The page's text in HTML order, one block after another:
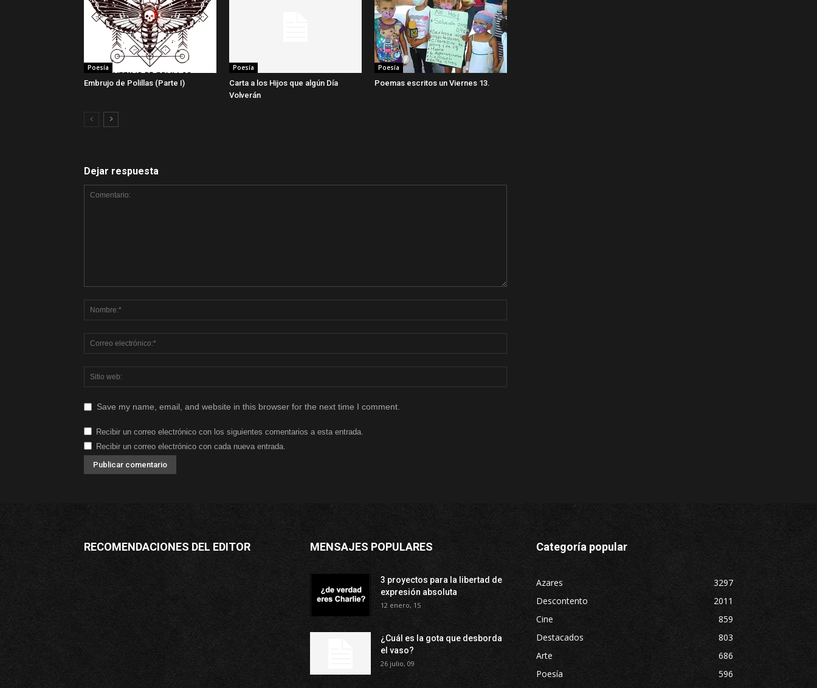
Poesía
Embrujo de Polillas (Parte I)
Poesía
Carta a los Hijos que algún Día
Volverán
Poesía
Poemas escritos un Viernes 13.
Dejar respuesta
Save my name, email, and website in this browser for the next time I comment.
Recibir un correo electrónico con los siguientes comentarios a esta entrada.
Recibir un correo electrónico con cada nueva entrada.
RECOMENDACIONES DEL EDITOR MENSAJES POPULARES
3 proyectos para la libertad de
expresión absoluta
12 enero, 15
¿Cuál es la gota que desborda
el vaso?
26 julio, 09
Categoría popular
Azares
3297
Descontento
2011
Cine
859
Destacados
803
Arte
686
Poesía
596